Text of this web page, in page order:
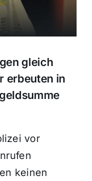
gleich
erbeuten in
vor
keinen